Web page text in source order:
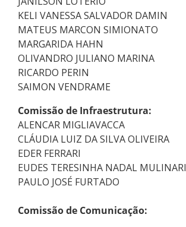
KELI VANESSA SALVADOR DAMIN
MATEUS MARCON SIMIONATO
MARGARIDA HAHN
OLIVANDRO JULIANO MARINA
RICARDO PERIN
SAIMON VENDRAME
Comissão de Infraestrutura:
ALENCAR MIGLIAVACCA
CLÁUDIA LUIZ DA SILVA OLIVEIRA
EDER FERRARI
EUDES TERESINHA NADAL MULINARI
PAULO JOSÉ FURTADO
Comissão de Comunicação: